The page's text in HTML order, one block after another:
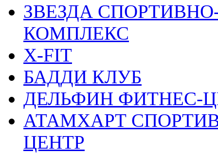
ЗВЕЗДА
КОМПЛЕКС
X-FIT
БАДДИ КЛУБ
ДЕЛЬФИН ФИТНЕС-
АТАМХАРТ
ЦЕНТР